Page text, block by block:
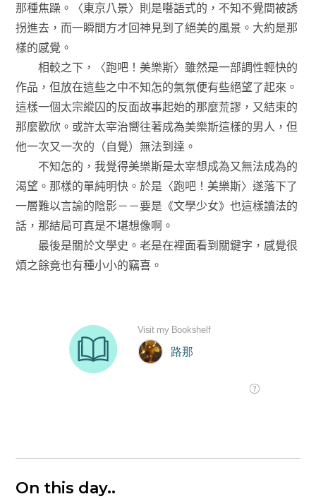
那種焦躁。〈東京八景〉則是囈語式的，不知不覺間被誘
拐進去，而一瞬間方才回神見到了絕美的風景。大約是那
樣的感覺。
相較之下，〈跑吧！美樂斯〉雖然是一部調性輕快的
作品，但放在這些之中不知怎的氣氛便有些絕望了起來。
這樣一個太宗縱囚的反面故事起始的那麼荒謬，又結束的
那麼歡欣。或許太宰治嚮往著成為美樂斯這樣的男人，但
他一次又一次的（自覺）無法到達。
不知怎的，我覺得美樂斯是太宰想成為又無法成為的
渴望。那樣的單純明快。於是〈跑吧！美樂斯〉遂落下了
一層難以言諭的陰影－－要是《文學少女》也這樣讀法的
話，那結局可真是不堪想像啊。
最後是關於文學史。老是在裡面看到關鍵字，感覺很
煩之餘竟也有種小小的竊喜。
On this day..